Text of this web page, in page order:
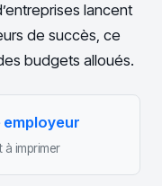
lancent
de succès, ce
budgets alloués.
imprimer